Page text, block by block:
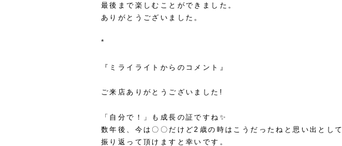
最後まで楽しむことができました。
ありがとうございました。
*
『ミライライトからのコメント』
ご来店ありがとうございました!
「自分で！」も成長の証ですね✨
数年後、今は〇〇だけど2歳の時はこうだったねと思い出として
振り返って頂けますと幸いです。